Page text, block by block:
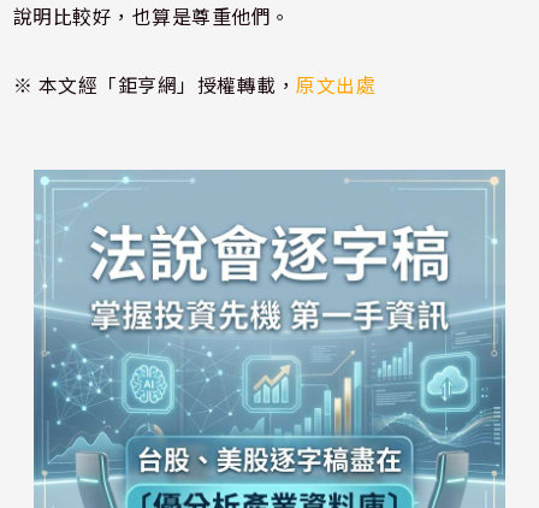
說明比較好，也算是尊重他們。
※ 本文經「鉅亨網」授權轉載，原文出處